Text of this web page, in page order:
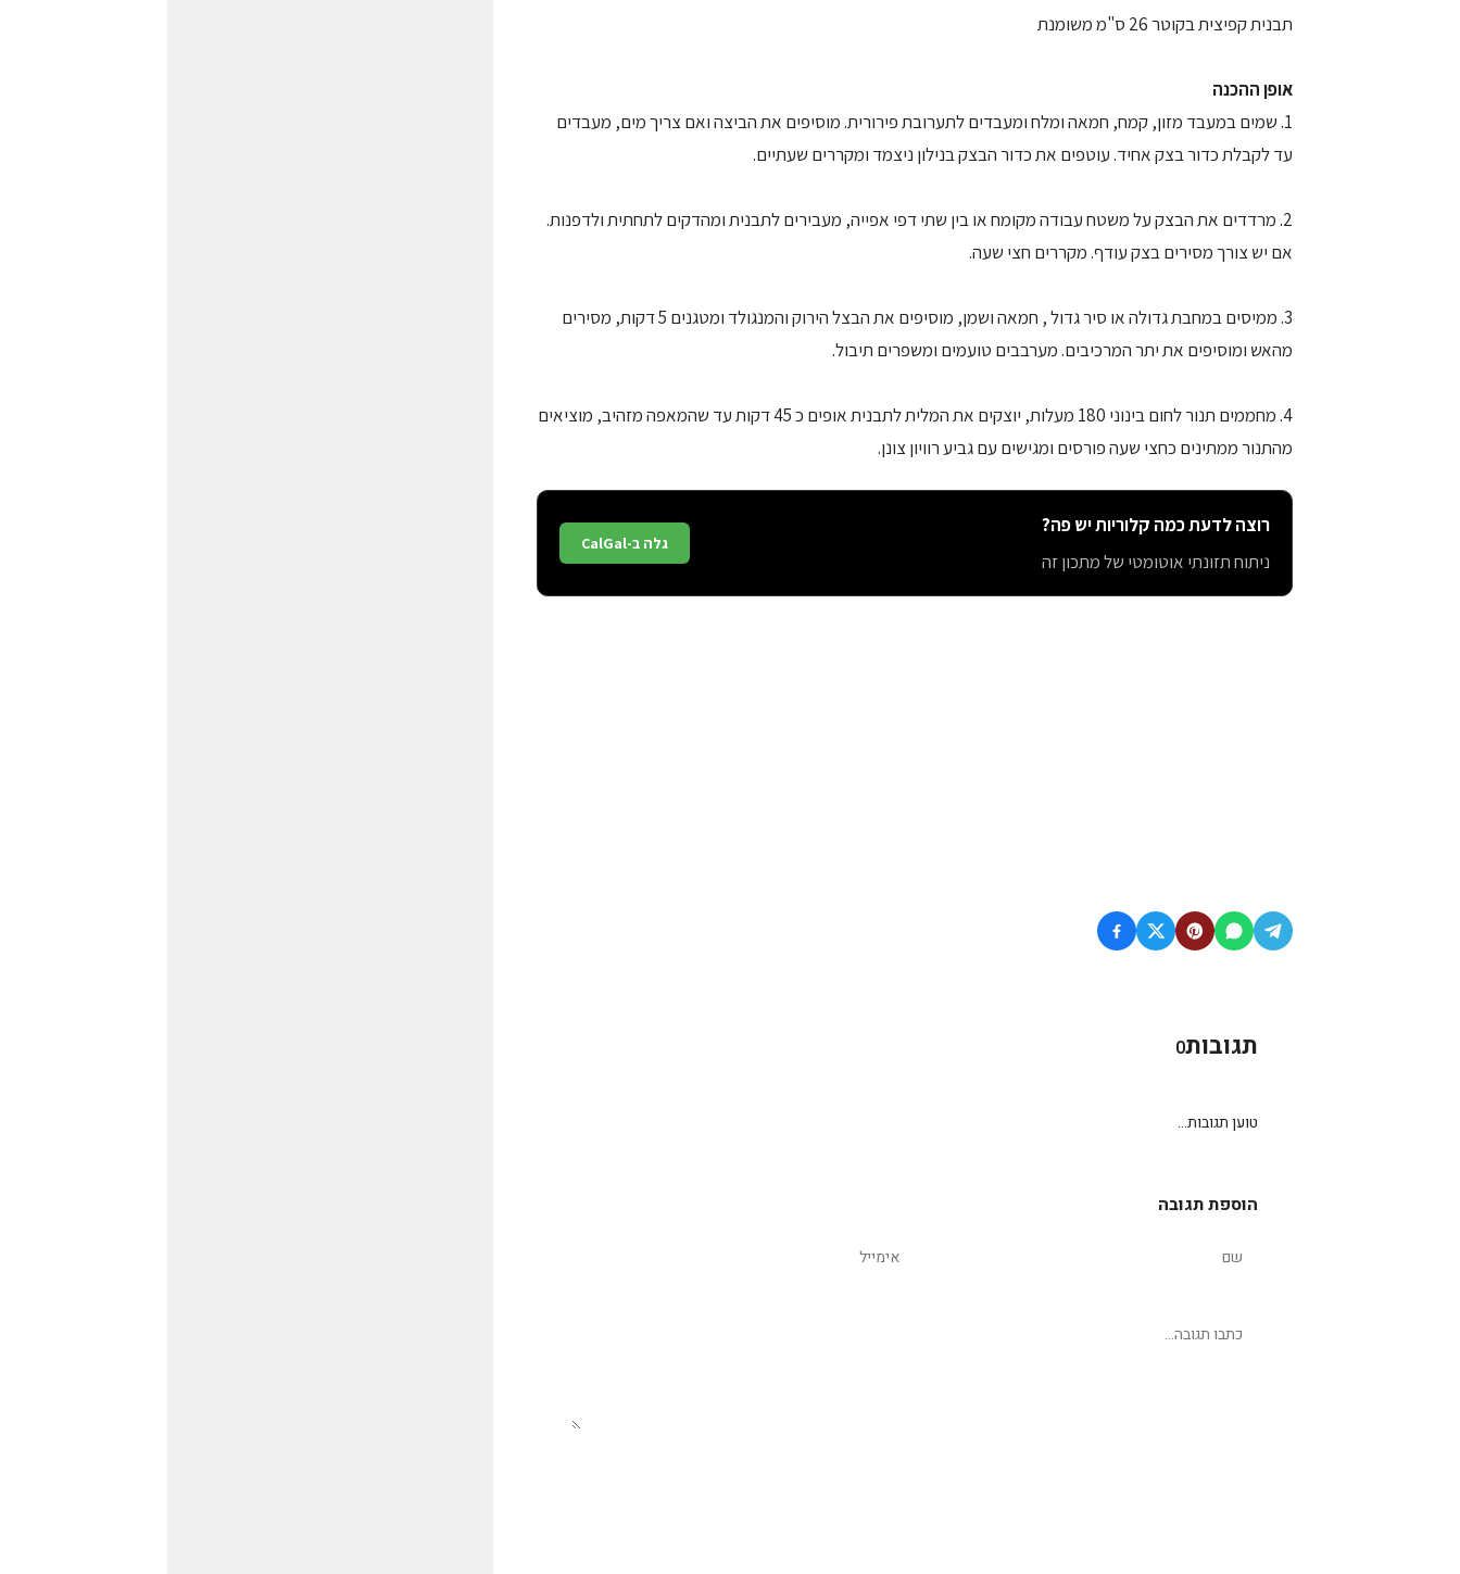
תבנית קפיצית בקוטר 26 ס"מ משומנת
אופן ההכנה
1. שמים במעבד מזון, קמח, חמאה ומלח ומעבדים לתערובת פירורית. מוסיפים את הביצה ואם צריך מים, מעבדים
עד לקבלת כדור בצק אחיד. עוטפים את כדור הבצק בנילון ניצמד ומקררים שעתיים.
2. מרדדים את הבצק על משטח עבודה מקומח או בין שתי דפי אפייה, מעבירים לתבנית ומהדקים לתחתית ולדפנות.
אם יש צורך מסירים בצק עודף. מקררים חצי שעה.
3. ממיסים במחבת גדולה או סיר גדול , חמאה ושמן, מוסיפים את הבצל הירוק והמנגולד ומטגנים 5 דקות, מסירים
מהאש ומוסיפים את יתר המרכיבים. מערבבים טועמים ומשפרים תיבול.
4. מחממים תנור לחום בינוני 180 מעלות, יוצקים את המלית לתבנית אופים כ 45 דקות עד שהמאפה מזהיב, מוציאים
מהתנור ממתינים כחצי שעה פורסים ומגישים עם גביע רוויון צונן.
רוצה לדעת כמה קלוריות יש פה?
ניתוח תזונתי אוטומטי של מתכון זה
גלה ב-CalGal
תגובות0
טוען תגובות...
הוספת תגובה